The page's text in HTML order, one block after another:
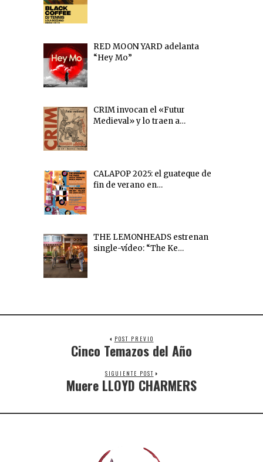
RED MOON YARD adelanta
“Hey Mo”
CRIM invocan el «Futur
Medieval» y lo traen a…
CALAPOP 2025: el guateque de
fin de verano en…
THE LEMONHEADS estrenan
single-vídeo: “The Ke…
POST PREVIO
Cinco Temazos del Año
SIGUIENTE POST
Muere LLOYD CHARMERS